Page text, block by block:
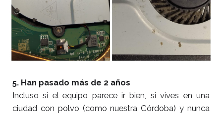
5. Han pasado más de 2 años
Incluso si el equipo parece ir bien, si vives en una
ciudad con polvo (como nuestra Córdoba) y nunca